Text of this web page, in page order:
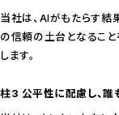
当社は、AIがもたらす結
の信頼の土台となること
します。
柱3 公平性に配慮し、誰